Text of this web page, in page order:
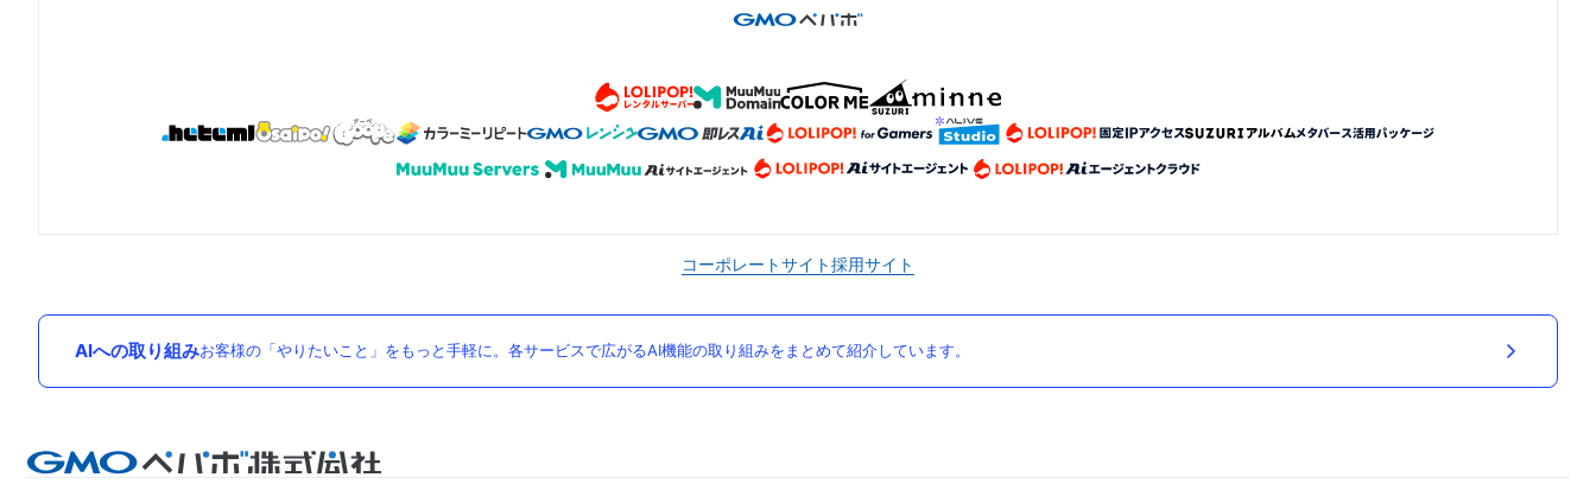
コーポレートサイト採用サイト
AIへの取り組みお客様の「やりたいこと」をもっと手軽に。各サービスで広がるAI機能の取り組みをまとめて紹介しています。